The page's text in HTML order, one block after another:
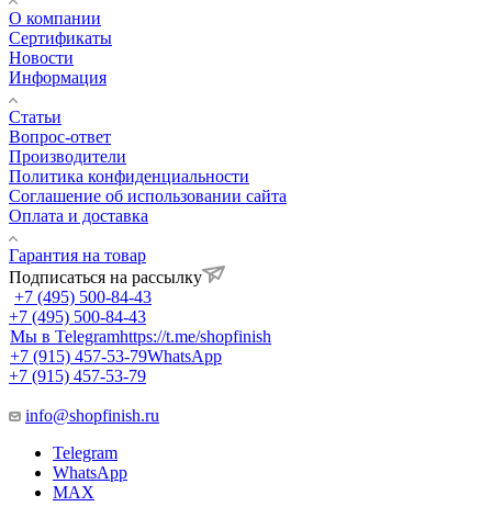
О компании
Сертификаты
Новости
Информация
Статьи
Вопрос-ответ
Производители
Политика конфиденциальности
Соглашение об использовании сайта
Оплата и доставка
Гарантия на товар
Подписаться на рассылку
+7 (495) 500-84-43
+7 (495) 500-84-43
Мы в Telegramhttps://t.me/shopfinish
+7 (915) 457-53-79WhatsApp
+7 (915) 457-53-79
info@shopfinish.ru
Telegram
WhatsApp
MAX